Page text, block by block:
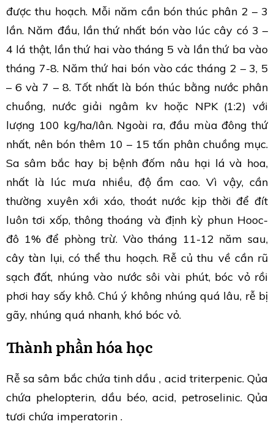
được thu hoạch. Mỗi năm cần bón thúc phân 2 – 3
lần. Năm đầu, lần thứ nhất bón vào lúc cây có 3 –
4 lá thật, lần thứ hai vào tháng 5 và lần thứ ba vào
tháng 7-8. Năm thứ hai bón vào các tháng 2 – 3, 5
– 6 và 7 – 8. Tốt nhất là bón thúc bằng nước phân
chuồng, nước giải ngâm kv hoặc NPK (1:2) với
lượng 100 kg/ha/Iân. Ngoài ra, đầu mùa đông thứ
nhất, nên bón thêm 10 – 15 tấn phân chuồng mục.
Sa sâm bắc hay bị bệnh đốm nâu hại lá và hoa,
nhất là lúc mưa nhiều, độ ẩm cao. Vì vậy, cần
thường xuyên xới xáo, thoát nước kịp thời để đít
luôn tơi xốp, thông thoáng và định kỳ phun Hooc-
đô 1% để phòng trừ. Vào tháng 11-12 năm sau,
cây tàn lụi, có thể thu hoạch. Rễ củ thu về cần rũ
sạch đất, nhúng vào nước sôi vài phút, bóc vỏ rồi
phơi hay sấy khô. Chú ý không nhúng quá lâu, rễ bị
gãy, nhúng quá nhanh, khó bóc vỏ.
Thành phần hóa học
Rễ sa sâm bắc chứa tinh dầu , acid triterpenic. Qủa
chứa phelopterin, dầu béo, acid, petroselinic. Qủa
tươi chứa imperatorin .